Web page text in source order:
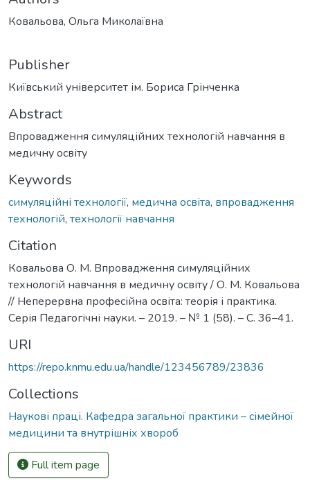
Ковальова, Ольга Миколаївна
Publisher
Київський університет ім. Бориса Грінченка
Abstract
Впровадження симуляційних технологій навчання в
медичну освіту
Keywords
симуляційні технології, медична освіта, впровадження
технологій, технології навчання
Citation
Ковальова О. М. Впровадження симуляційних
технологій навчання в медичну освіту / О. М. Ковальова
// Неперервна професійна освіта: теорія і практика.
Серія Педагогічні науки. – 2019. – № 1 (58). – С. 36–41.
URI
https://repo.knmu.edu.ua/handle/123456789/23836
Collections
Наукові праці. Кафедра загальної практики – сімейної
медицини та внутрішніх хвороб
Full item page